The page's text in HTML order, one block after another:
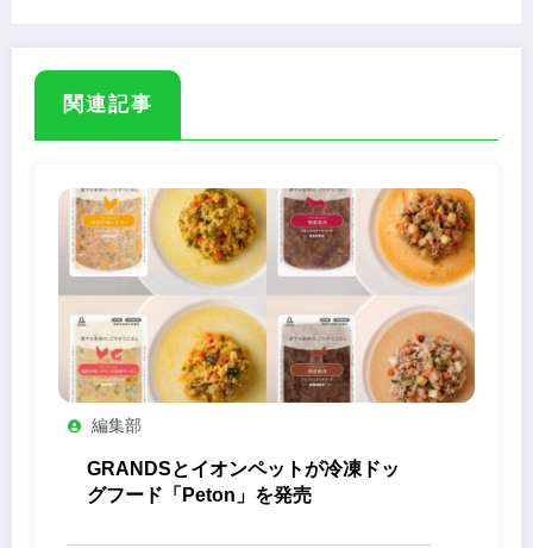
関連記事
編集部
GRANDSとイオンペットが冷凍ドッ
グフード「Peton」を発売